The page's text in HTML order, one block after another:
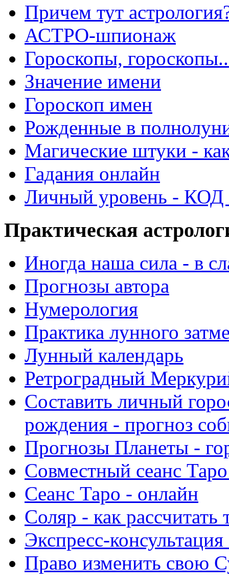
Причем тут
АСТРО-шпионаж
Гороскопы,
Значение имени
Гороскоп имен
Рожденные в
Магические штуки -
Гадания онлайн
Личный уровень - КОД
Практическая
Иногда наша сила - в
Прогнозы автора
Нумерология
Практика лунного
Лунный календарь
Ретроградный
Составить личный
рождения - прогноз
Прогнозы Планеты -
Совместный сеанс
Сеанс Таро - онлайн
Соляр - как
Экспресс-
Право изменить свою